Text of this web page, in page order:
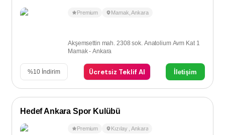
Premium Mamak ,Ankara
Akşemsettin mah. 2308 sok. Anatolium Avm Kat 1
Mamak - Ankara
%10 İndirim Ücretsiz Teklif Al İletişim
Hedef Ankara Spor Kulübü
Premium Kızılay ,Ankara